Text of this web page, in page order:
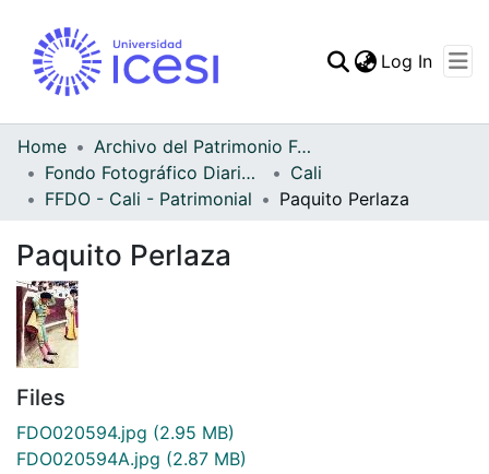
Statistics
Log In
Home
Archivo del Patrimonio Fotográfico y Fílmico del Valle del Cauca
Fondo Fotográfico Diario Occidente
Cali
FFDO - Cali - Patrimonial
Paquito Perlaza
Paquito Perlaza
Files
FDO020594.jpg (2.95 MB)
FDO020594A.jpg (2.87 MB)